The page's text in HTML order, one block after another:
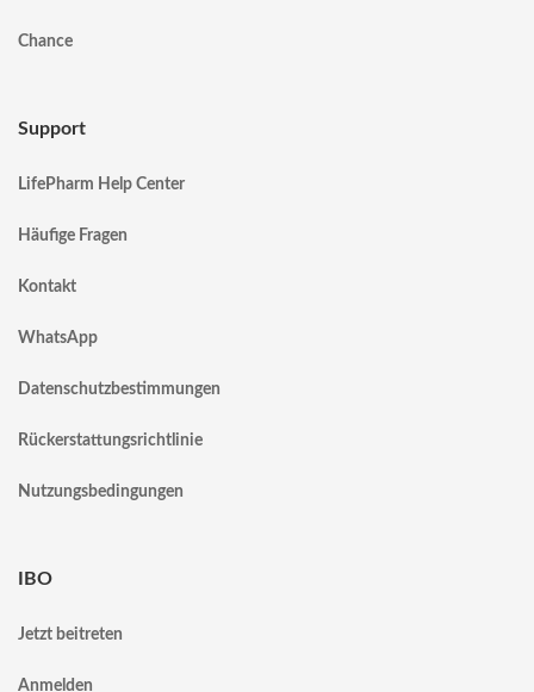
Chance
Support
LifePharm Help Center
Häufige Fragen
Kontakt
WhatsApp
Datenschutzbestimmungen
Rückerstattungsrichtlinie
Nutzungsbedingungen
IBO
Jetzt beitreten
Anmelden